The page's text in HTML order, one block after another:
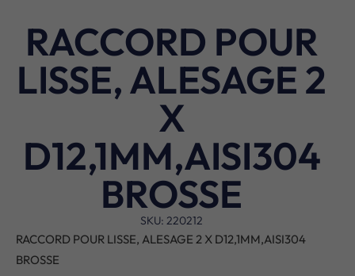
RACCORD POUR
LISSE, ALESAGE 2
X
D12,1MM,AISI304
BROSSE
SKU: 220212
RACCORD POUR LISSE, ALESAGE 2 X D12,1MM,AISI304
BROSSE